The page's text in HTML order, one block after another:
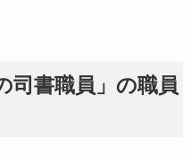
司書職員」の職員